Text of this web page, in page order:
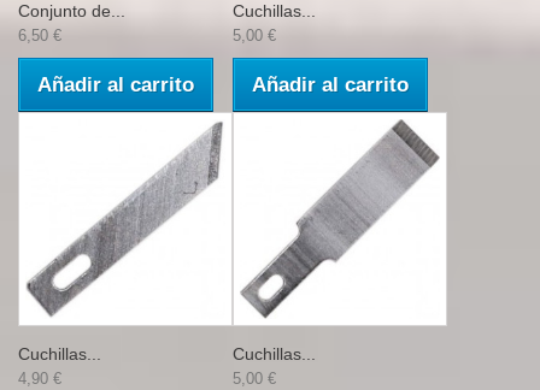
Conjunto de...
6,50 €
Añadir al carrito
Cuchillas...
5,00 €
Añadir al carrito
Cuchillas...
4,90 €
Cuchillas...
5,00 €